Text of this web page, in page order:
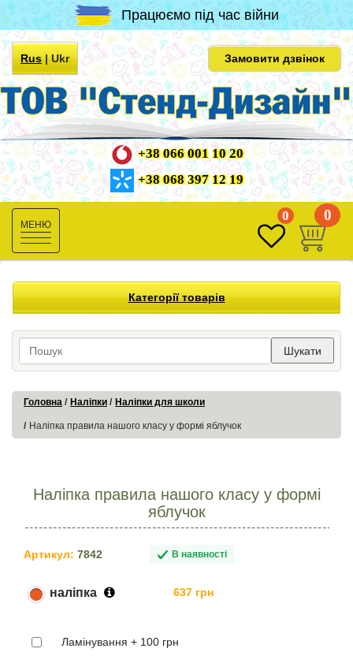
Працюємо під час війни
Rus|Ukr Замовити дзвінок
+38 066 001 10 20
+38 068 397 12 19
Toggle
navigation
0 0
Категорії товарів
Шукати
Головна Наліпки Наліпки для школи
Наліпка правила нашого класу у формі яблучок
Наліпка правила нашого класу у формі
яблучок
Артикул: 7842 В наявності
наліпка 637 грн
Ламінування + 100 грн